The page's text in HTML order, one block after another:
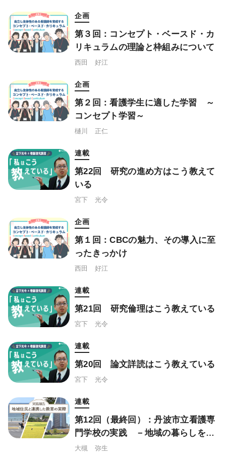
企画
第３回：コンセプト・ベースド・カ
リキュラムの理論と枠組みについて
西田 好江
企画
第２回：看護学生に適した学習 ～
コンセプト学習～
樋川 正仁
連載
第22回 研究の進め方はこう教えて
いる
宮下 光令
企画
第１回：CBCの魅力、その導入に至
ったきっかけ
西田 好江
連載
第21回 研究倫理はこう教えている
宮下 光令
連載
第20回 論文詳読はこう教えている
宮下 光令
連載
第12回（最終回）：丹波市立看護専
門学校の実践 －地域の暮らしを見
る・触れ合う・感じる地域視診
大槻 弥生